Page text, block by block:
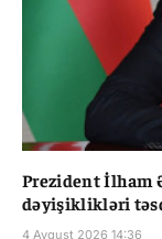
Prezident İlham
dəyişiklikləri
4 Avqust 2026 14:36